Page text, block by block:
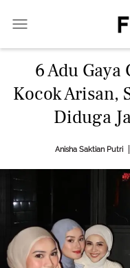
6 Adu Gaya
Kocok Arisan,
Diduga
Anisha Saktian Putri